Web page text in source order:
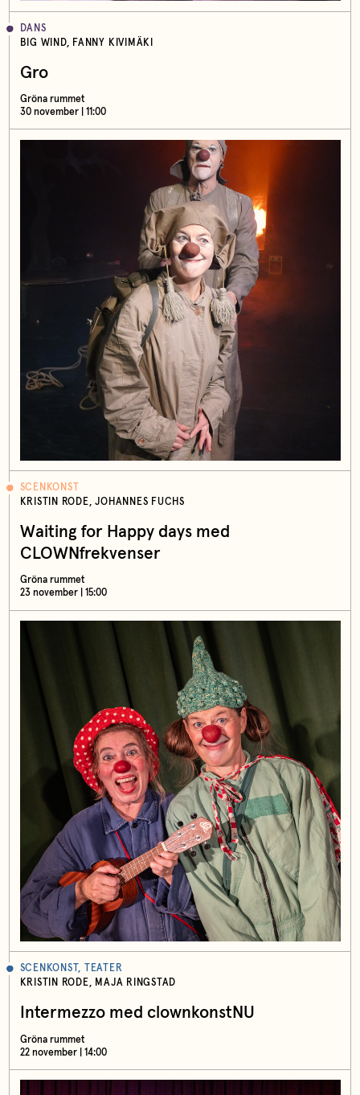
DANS
BIG WIND, FANNY KIVIMÄKI
Gro
Gröna rummet
30 november | 11:00
SCENKONST
KRISTIN RODE, JOHANNES FUCHS
Waiting for Happy days med
CLOWNfrekvenser
Gröna rummet
23 november | 15:00
SCENKONST, TEATER
KRISTIN RODE, MAJA RINGSTAD
Intermezzo med clownkonstNU
Gröna rummet
22 november | 14:00